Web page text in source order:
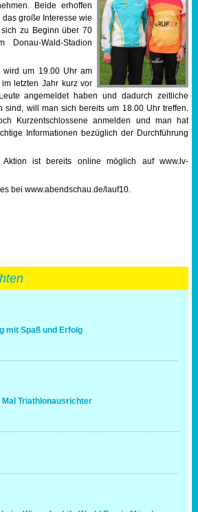
Beide erhoffen
große Interesse wie
zu Beginn über 70
Wald-Stadion
wird um 19.00 Uhr am
letzten Jahr kurz vor
angemeldet haben und dadurch zeitliche
sind, will man sich bereits um 18.00 Uhr treffen.
Kurzentschlossene anmelden und man hat
Informationen bezüglich der Durchführung
ist bereits online möglich auf www.lv-
bei www.abendschau.de/lauf10.
mit Spaß und Erfolg
Mal Triathlonausrichter